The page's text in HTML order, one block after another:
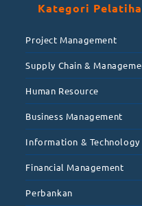
Kategori
Project Management
Supply Chain &
Human Resource
Business Management
Information & Technology
Financial Management
Perbankan